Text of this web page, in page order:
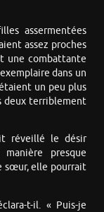
assermentées
assez proches
une combattante
dans un
un peu plus
deux terriblement
réveillé le désir
presque
sœur, elle pourrait
t-il. « Puis-je